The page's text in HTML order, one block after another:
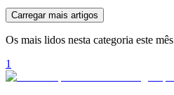
Carregar mais artigos
Os mais lidos nesta categoria este mês
1